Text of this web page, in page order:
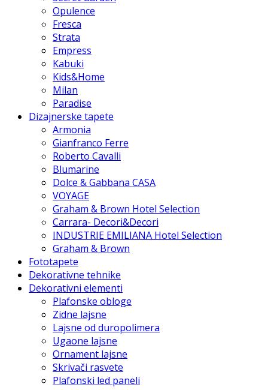
Opulence
Fresca
Strata
Empress
Kabuki
Kids&Home
Milan
Paradise
Dizajnerske tapete
Armonia
Gianfranco Ferre
Roberto Cavalli
Blumarine
Dolce & Gabbana CASA
VOYAGE
Graham & Brown Hotel Selection
Carrara- Decori&Decori
INDUSTRIE EMILIANA Hotel Selection
Graham & Brown
Fototapete
Dekorativne tehnike
Dekorativni elementi
Plafonske obloge
Zidne lajsne
Lajsne od duropolimera
Ugaone lajsne
Ornament lajsne
Skrivači rasvete
Plafonski led paneli